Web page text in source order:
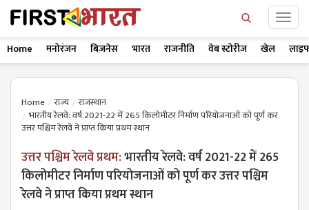
Home मनोरंजन बिज़नेस भारत राजनीति वेब स्टोरीज खेल
Home राज्य
राजस्थान
भारतीय रेलवे: वर्ष 2021-22 में 265 किलोमीटर निर्माण परियोजनाओं को पूर्ण कर
उत्तर पश्चिम रेलवे ने प्राप्त किया प्रथम स्थान
उत्तर पश्चिम रेलवे प्रथम:भारतीय रेलवे: वर्ष 2021-22 में 265
किलोमीटर निर्माण परियोजनाओं को पूर्ण कर उत्तर पश्चिम
रेलवे ने प्राप्त किया प्रथम स्थान